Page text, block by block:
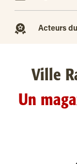
Acteurs
Ville
Un